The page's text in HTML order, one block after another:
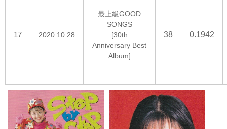
17 2020.10.28
最上級GOOD
SONGS
[30th
Anniversary Best
Album]
38 0.1942